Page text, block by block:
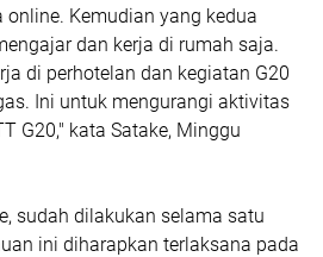
Kemudian yang kedua
dan kerja di rumah saja.
di perhotelan dan kegiatan G20
Ini untuk mengurangi aktivitas
G20," kata Satake, Minggu
sudah dilakukan selama satu
ini diharapkan terlaksana pada